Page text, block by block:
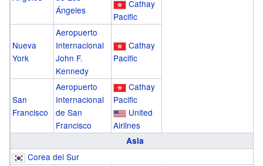
Ángeles
Cathay
Pacific
Nueva
York
Aeropuerto
Internacional
John F.
Kennedy
Cathay
Pacific
San
Francisco
Aeropuerto
Internacional
de San
Francisco
Cathay
Pacific
United
Airlines
Asia
Corea del Sur